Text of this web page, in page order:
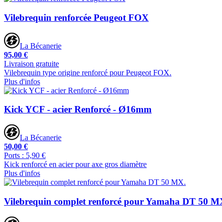
Vilebrequin renforcée Peugeot FOX
La Bécanerie
95,00 €
Livraison gratuite
Vilebrequin type origine renforcé pour Peugeot FOX.
Plus d'infos
Kick YCF - acier Renforcé - Ø16mm
La Bécanerie
50,00 €
Ports : 5,90 €
Kick renforcé en acier pour axe gros diamètre
Plus d'infos
Vilebrequin complet renforcé pour Yamaha DT 50